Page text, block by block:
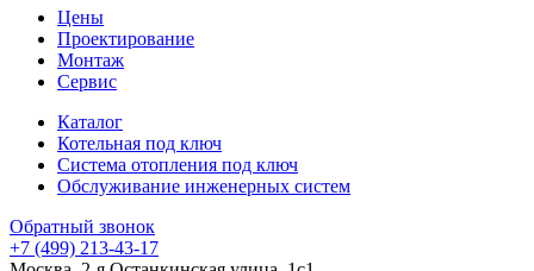
Цены
Проектирование
Монтаж
Сервис
Каталог
Котельная под ключ
Система отопления под ключ
Обслуживание инженерных систем
Обратный звонок
+7 (499) 213-43-17